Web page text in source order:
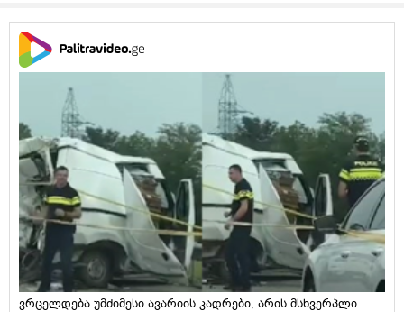
ვრცელდება უმძიმესი ავარიის კადრები, არის მსხვერპლი